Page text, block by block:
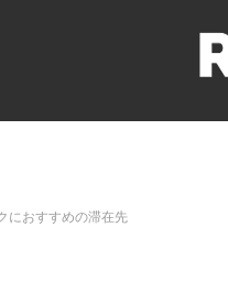
におすすめの滞在先